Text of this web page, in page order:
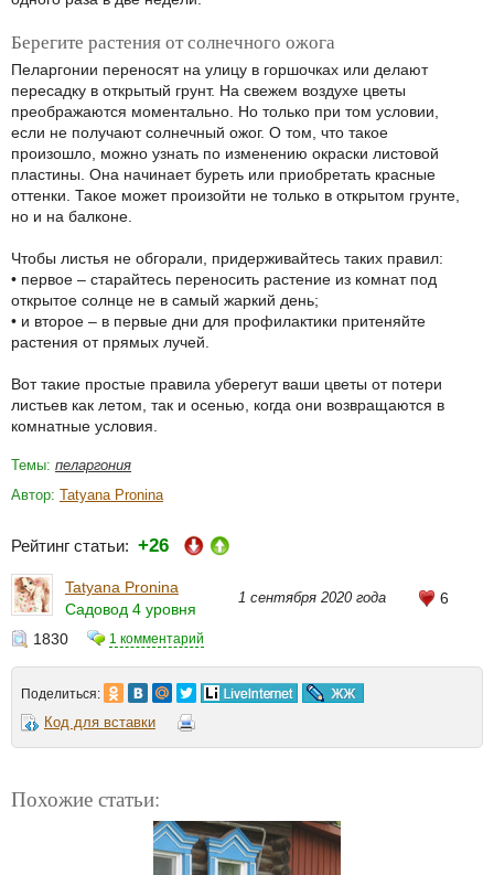
Берегите растения от солнечного ожога
Пеларгонии переносят на улицу в горшочках или делают
пересадку в открытый грунт. На свежем воздухе цветы
преображаются моментально. Но только при том условии,
если не получают солнечный ожог. О том, что такое
произошло, можно узнать по изменению окраски листовой
пластины. Она начинает буреть или приобретать красные
оттенки. Такое может произойти не только в открытом грунте,
но и на балконе.
Чтобы листья не обгорали, придерживайтесь таких правил:
• первое – старайтесь переносить растение из комнат под
открытое солнце не в самый жаркий день;
• и второе – в первые дни для профилактики притеняйте
растения от прямых лучей.
Вот такие простые правила уберегут ваши цветы от потери
листьев как летом, так и осенью, когда они возвращаются в
комнатные условия.
Темы: пеларгония
Автор: Tatyana Pronina
Рейтинг статьи: +26
Tatyana Pronina
Садовод 4 уровня
1 сентября 2020 года 6
1830 1 комментарий
Поделиться:
Код для вставки
Похожие статьи: